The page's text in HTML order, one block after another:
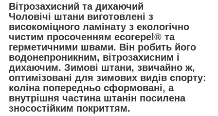
Вітрозахисний та дихаючий
Чоловічі штани виготовлені з
високоміцного ламінату з екологічно
чистим просоченням ecorepel® та
герметичними швами. Він робить його
водонепроникним, вітрозахисним і
дихаючим. Зимові штани, звичайно ж,
оптимізовані для зимових видів спорту:
коліна попередньо сформовані, а
внутрішня частина штанін посилена
зносостійким покриттям.